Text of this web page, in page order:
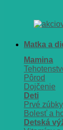
Matka a
Mamina
Pôrod
Dojčenie
Deti
Prvé zúbky
Bolesť a
Detská